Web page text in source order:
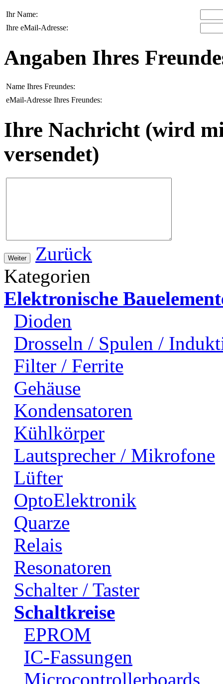
Ihr Name:
Ihre eMail-Adresse:
Angaben Ihres
Name Ihres Freundes:
eMail-Adresse Ihres Freundes:
Ihre Nachricht (wird
versendet)
Weiter
Zurück
Kategorien
Elektronische
Dioden
Drosseln / Spulen /
Filter / Ferrite
Gehäuse
Kondensatoren
Kühlkörper
Lautsprecher / Mikrofone
Lüfter
OptoElektronik
Quarze
Relais
Resonatoren
Schalter / Taster
Schaltkreise
EPROM
IC-Fassungen
Microcontrollerboards